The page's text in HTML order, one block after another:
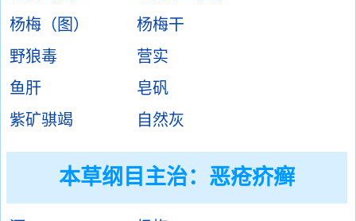
杨梅（图）
杨梅干
野狼毒
营实
鱼肝
皂矾
紫矿骐竭
自然灰
本草纲目主治：恶疮疥癣